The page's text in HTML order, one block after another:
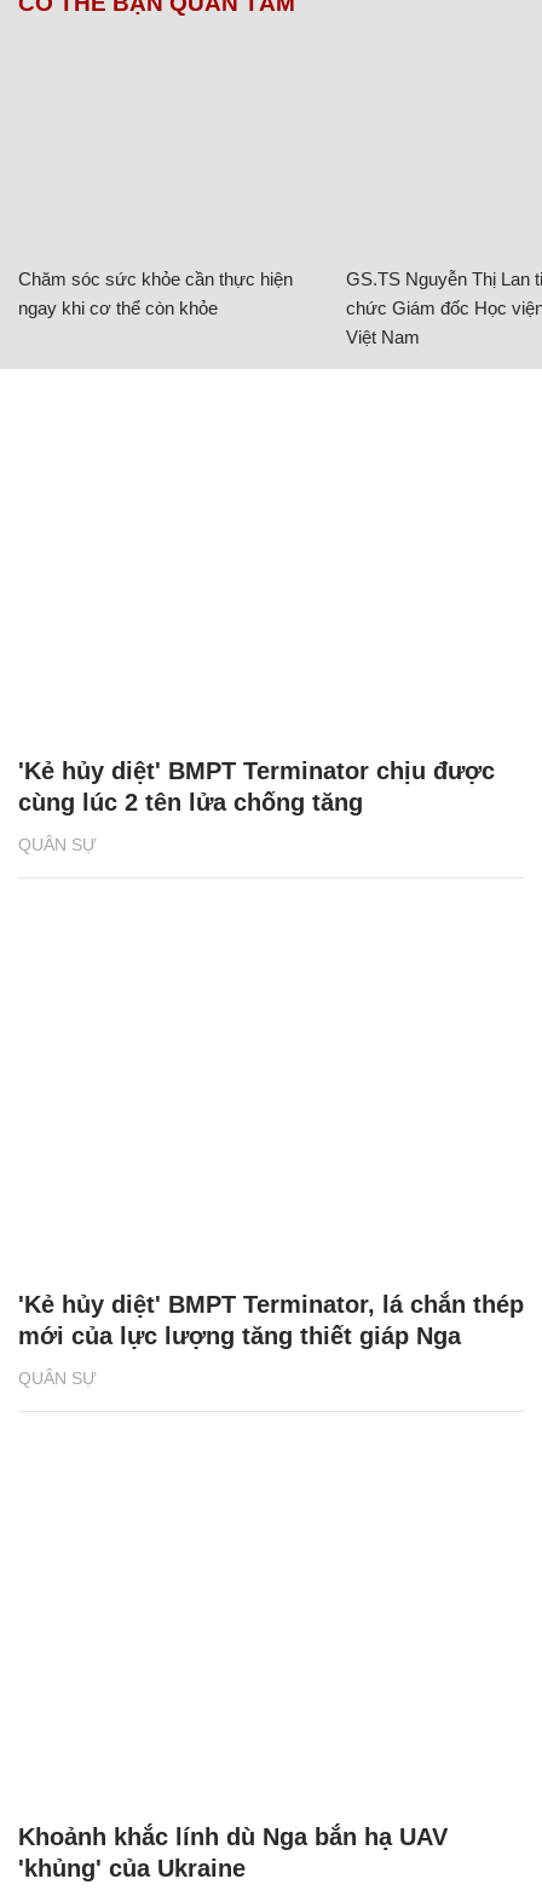
Chăm sóc sức khỏe cần thực hiện
ngay khi cơ thể còn khỏe
GS.TS Nguyễn Thị Lan
chức Giám đốc Học
Việt Nam
QUÂN SỰ
'Kẻ hủy diệt' BMPT Terminator chịu được
cùng lúc 2 tên lửa chống tăng
QUÂN SỰ
'Kẻ hủy diệt' BMPT Terminator, lá chắn thép
mới của lực lượng tăng thiết giáp Nga
Khoảnh khắc lính dù Nga bắn hạ UAV
'khủng' của Ukraine